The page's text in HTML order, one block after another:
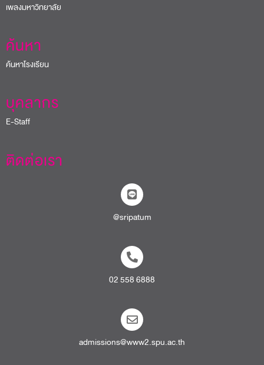
เพลงมหาวิทยาลัย
ค้นหา
ค้นหาโรงเรียน
บุคลากร
E-Staff
ติดต่อเรา
@sripatum
02 558 6888
admissions@www2.spu.ac.th